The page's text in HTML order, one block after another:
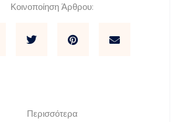
Κοινοποίηση Άρθρου:
Περισσότερα